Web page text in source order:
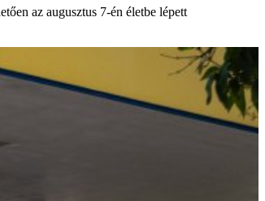
az augusztus 7-én életbe lépett